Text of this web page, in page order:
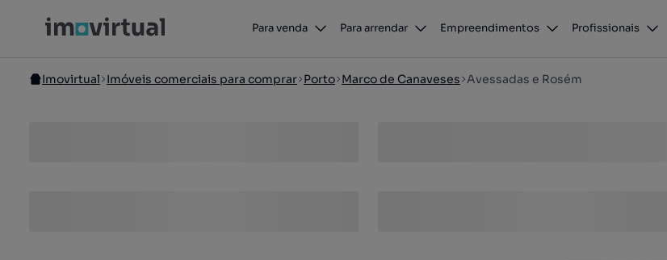
Para venda Para arrendar Empreendimentos Profissionais
Imovirtual Imóveis comerciais para comprar Porto Marco de Canaveses Avessadas e Rosém